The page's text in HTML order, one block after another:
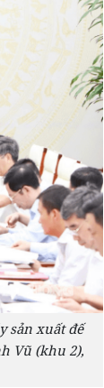
sản xuất đế
Vũ (khu 2),